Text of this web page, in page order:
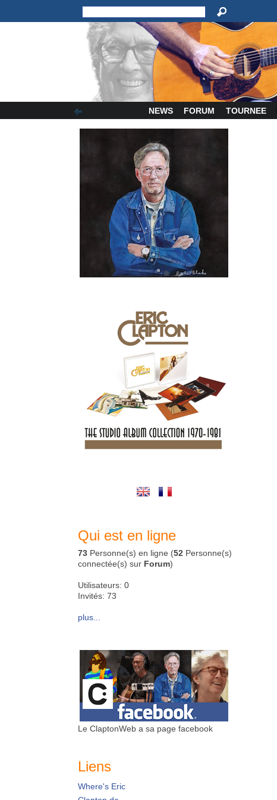
NEWS FORUM TOURNEE
Qui est en ligne
73 Personne(s) en ligne (52 Personne(s)
connectée(s) sur Forum)
Utilisateurs: 0
Invités: 73
plus...
Le ClaptonWeb a sa page facebook
Liens
Where's Eric